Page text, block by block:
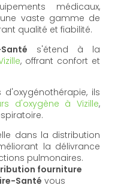
médicaux,
vaste gamme de
qualité et fiabilité.
s'étend à la
, offrant confort et
ils
d'oxygène à Vizille,
dans la distribution
la délivrance
pulmonaires.
fourniture
Santé vous